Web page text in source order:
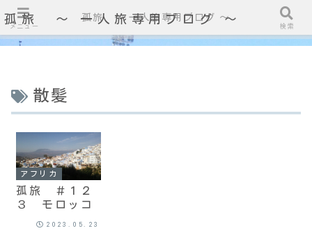
孤旅 〜 一人旅専用ブログ ～
散髪
アフリカ
孤旅 ＃１２
３ モロッコ
2023.05.23
メニュー
孤旅 〜 一人旅専用ブログ ～
検索